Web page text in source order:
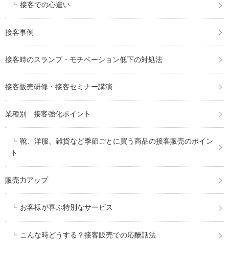
接客での心遣い
接客事例
接客時のスランプ・モチベーション低下の対処法
接客販売研修・接客セミナー講演
業種別 接客強化ポイント
靴、洋服、雑貨など季節ごとに買う商品の接客販売のポイン
ト
販売力アップ
お客様が喜ぶ特別なサービス
こんな時どうする？接客販売での応酬話法